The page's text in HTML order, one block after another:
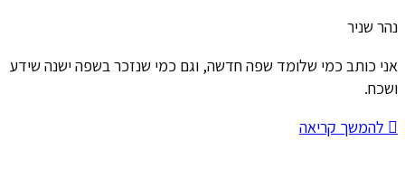
נהר שניר
אני כותב כמי שלומד שפה חדשה, וגם כמי שנזכר בשפה ישנה שידע
ושכח.
להמשך קריאה